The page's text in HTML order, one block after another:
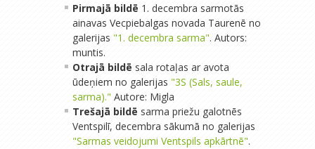
Pirmajā bildē 1. decembra sarmotās
ainavas Vecpiebalgas novada Taurenē no
galerijas "1. decembra sarma". Autors:
muntis.
Otrajā bildē sala rotaļas ar avota
ūdeņiem no galerijas "3S (Sals, saule,
sarma)." Autore: Migla
Trešajā bildē sarma priežu galotnēs
Ventspilī, decembra sākumā no galerijas
"Sarmas veidojumi Ventspils apkārtnē".